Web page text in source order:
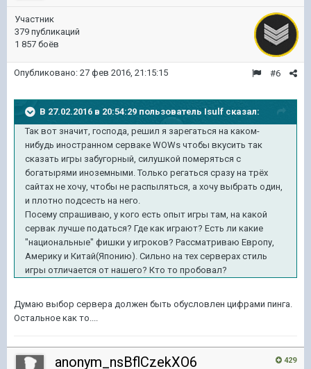
Участник
379 публикаций
1 857 боёв
#6
Опубликовано: 27 фев 2016, 21:15:15
В 27.02.2016 в 20:54:29 пользователь Isulf сказал:
Так вот значит, господа, решил я зарегаться на каком-
нибудь иностранном серваке WOWs чтобы вкусить так
сказать игры забугорный, силушкой померяться с
богатырями иноземными. Только регаться сразу на трёх
сайтах не хочу, чтобы не распыляться, а хочу выбрать один,
и плотно подсесть на него.
Посему спрашиваю, у кого есть опыт игры там, на какой
сервак лучше податься? Где как играют? Есть ли какие
"национальные" фишки у игроков? Рассматриваю Европу,
Америку и Китай(Японию). Сильно на тех серверах стиль
игры отличается от нашего? Кто то пробовал?
Думаю выбор сервера должен быть обусловлен цифрами пинга.
Остальное как то....
429
anonym_nsBflCzekXO6